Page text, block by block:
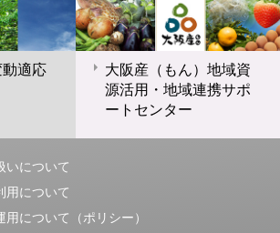
適応
大阪産（もん）地域資
源活用・地域連携サポ
ートセンター
いについて
用について
について（ポリシー）